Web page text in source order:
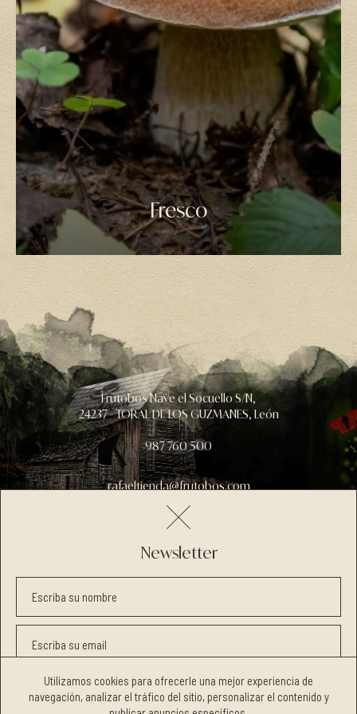
Utilizamos cookies para ofrecerle una mejor experiencia de
navegación, analizar el tráfico del sitio, personalizar el contenido y
Fresco
Frutobos Nave el Socuello S/N,
24237 - TORAL DE LOS GUZMANES, León
987 760 500
rafaeltienda@frutobos.com
Aviso legal Política de privacidad Términos y condiciones
Política de cookies
Newsletter
Escriba su nombre
Escriba su email
He leído y acepto la Política de privacidad